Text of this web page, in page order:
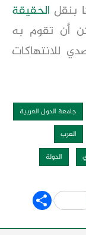
بنقل الحقيقة
أن تقوم به
للانتهاكات
جامعة الدول العربية
العرب
الدولة